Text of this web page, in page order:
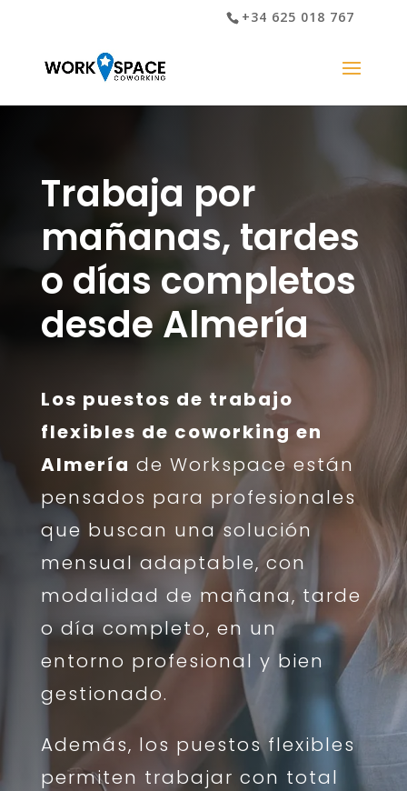
+34 625 018 767
Trabaja por
mañanas, tardes
o días completos
desde Almería
Los puestos de trabajo
flexibles de coworking en
Almería de Workspace están
pensados para profesionales
que buscan una solución
mensual adaptable, con
modalidad de mañana, tarde
o día completo, en un
entorno profesional y bien
gestionado.
Además, los puestos flexibles
permiten trabajar con total